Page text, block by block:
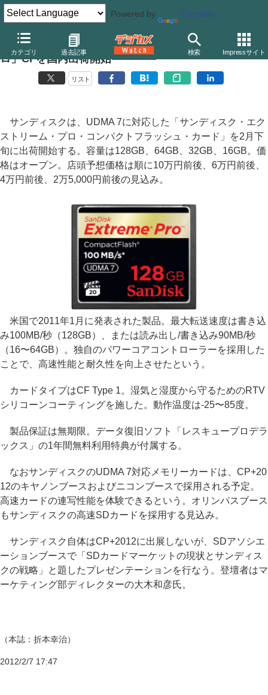
Powered by Translate
カテゴリ 過去記事 検索 Impressサイト
サンディスク、UDMA 7対応の「エクストリーム・プ
ロ」CFを国内出荷開始
リスト
サンディスクは、UDMA 7に対応した「サンディスク・エク
ストリーム・プロ・コンパクトフラッシュ・カード」を2月下
旬に出荷開始する。容量は128GB、64GB、32GB、16GB。価
格はオープン。店頭予想価格は順に10万円前後、6万円前後、
4万円前後、2万5,000円前後の見込み。
米国で2011年1月に発表された製品。最大転送速度は書き込
み100MB/秒（128GB）、または読み出し/書き込み90MB/秒
（16〜64GB）。独自のパワーコアコントローラーを採用した
ことで、高速性能と耐久性を向上させたという。
カードタイプはCF Type 1。湿気と湿度から守るためのRTV
シリコーンコーティングを施した。動作温度は-25〜85度。
製品保証は無期限。データ復旧ソフト「レスキュープロデラ
ックス」の1年間無料利用特典が付属する。
なおサンディスクのUDMA 7対応メモリーカードは、CP+20
12のキヤノンブースおよびニコンブースで採用される予定。
高速カードの連写性能を体験できるという。オリンパスブース
もサンディスクの高速SDカードを採用する見込み。
サンディスク自体はCP+2012に出展しないが、SDアソシエ
ーションブースで「SDカードマーケットの現状とサンディス
クの戦略」と題したプレゼンテーションを行なう。登壇者はマ
ーケティング部ディレクターの大木和彦氏。
（本誌：折本幸治）
2012/2/7 17:47